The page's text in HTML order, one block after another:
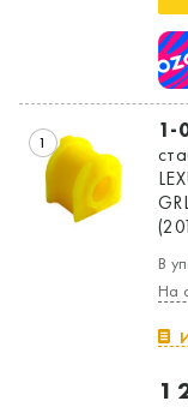
1 1-
В
На
1